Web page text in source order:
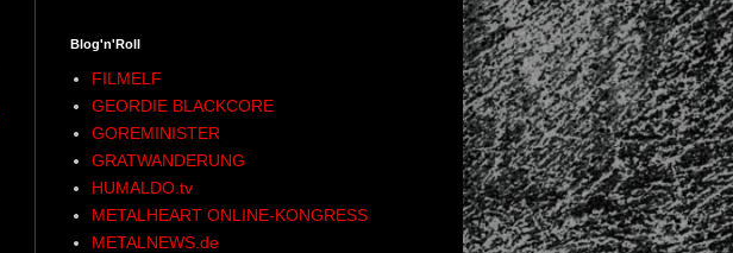
Blog'n'Roll
FILMELF
GEORDIE BLACKCORE
GOREMINISTER
GRATWANDERUNG
HUMALDO.tv
METALHEART ONLINE-KONGRESS
METALNEWS.de